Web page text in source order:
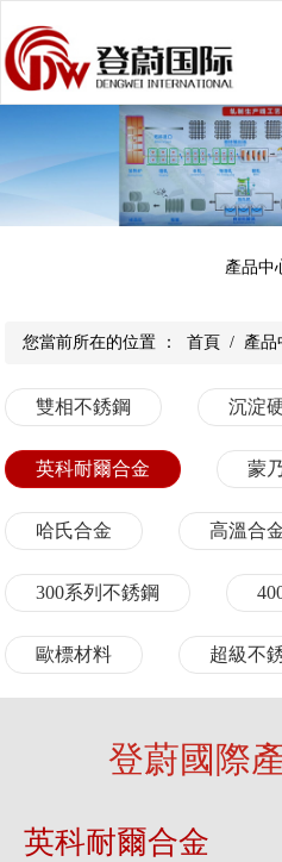
產品中
您當前所在的位置 ：首頁 / 產品
雙相不銹鋼 沉淀
英科耐爾合金 蒙
哈氏合金 高溫合
300系列不銹鋼
歐標材料 超級不
登蔚國際
英科耐爾合金